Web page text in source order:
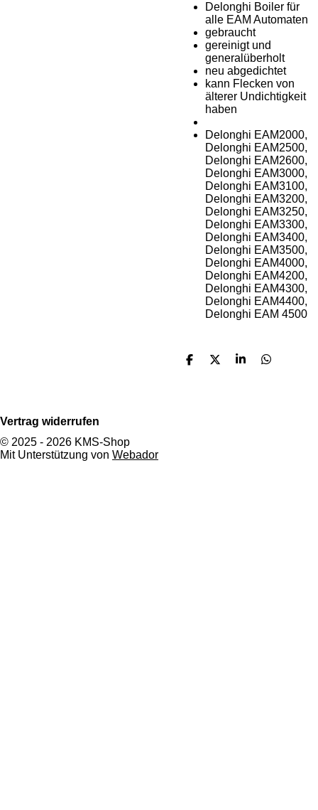
Delonghi Boiler für
alle EAM Automaten
gebraucht
gereinigt und
generalüberholt
neu abgedichtet
kann Flecken von
älterer Undichtigkeit
haben
Delonghi EAM2000,
Delonghi EAM2500,
Delonghi EAM2600,
Delonghi EAM3000,
Delonghi EAM3100,
Delonghi EAM3200,
Delonghi EAM3250,
Delonghi EAM3300,
Delonghi EAM3400,
Delonghi EAM3500,
Delonghi EAM4000,
Delonghi EAM4200,
Delonghi EAM4300,
Delonghi EAM4400,
Delonghi EAM 4500
T
T
T
T
Vertrag widerrufen
© 2025 - 2026 KMS-Shop
Mit Unterstützung von Webador